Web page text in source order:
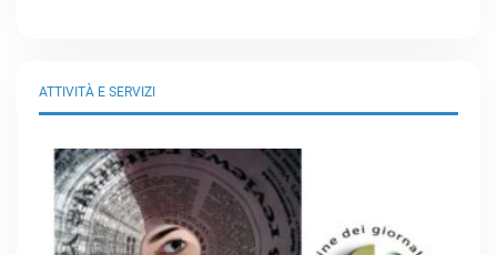
ATTIVITÀ E SERVIZI